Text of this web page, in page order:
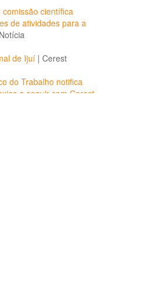
científica
de atividades para a
Notícia
de Ijuí | Cerest
do Trabalho notifica
a seguir com Cerest